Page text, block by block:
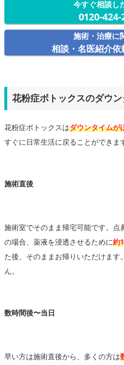
今すぐ相談し
0120-424-
施術・治療に
相談・名医紹介依
花粉症ボトックスのダウン
花粉症ボトックスはダウンタイムが
すぐに日常生活に戻ることができま
施術直後
施術室でそのまま帰宅可能です。点
の場合、薬液を浸透させるために約
た後、そのままお帰りいただけます
ん。
数時間後〜当日
早い方は施術直後から、多くの方は